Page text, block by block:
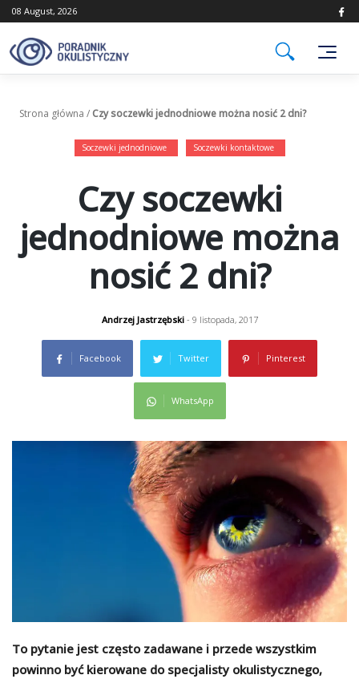
Skip
to
content
08 August, 2026
Strona główna / Czy soczewki jednodniowe można nosić 2 dni?
Soczewki jednodniowe Soczewki kontaktowe
Czy soczewki
jednodniowe można
nosić 2 dni?
Andrzej Jastrzębski- 9 listopada, 2017
Facebook Twitter Pinterest
WhatsApp
To pytanie jest często zadawane i przede wszystkim
powinno być kierowane do specjalisty okulistycznego,